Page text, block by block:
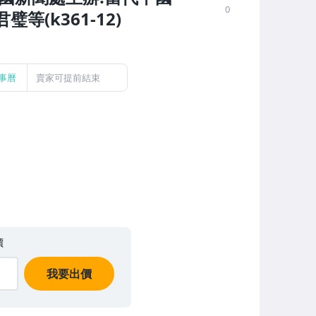
璧等(k361-12)
0
曆 賣家可提前結束
我要出價